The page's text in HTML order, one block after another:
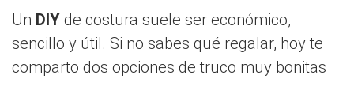
Un DIY de costura suele ser económico,
sencillo y útil. Si no sabes qué regalar, hoy te
comparto dos opciones de truco muy bonitas